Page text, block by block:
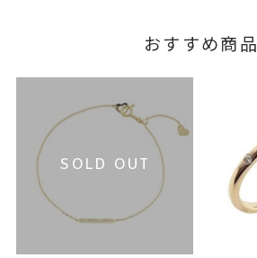
おすすめ商品
SOLD OUT